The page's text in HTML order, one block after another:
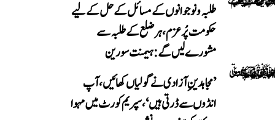
طلبہ و نوجوانوں کے مسائل کے حل کے لیے
حکومت پُرعزم، ہر ضلع کے طلبہ سے
مشورے لیں گے: ہیمنت سورین
’مجاہدینِ آزادی نے گولیاں کھائیں، آپ
انڈوں سے ڈرتی ہیں‘، سپریم کورٹ میں مہوا